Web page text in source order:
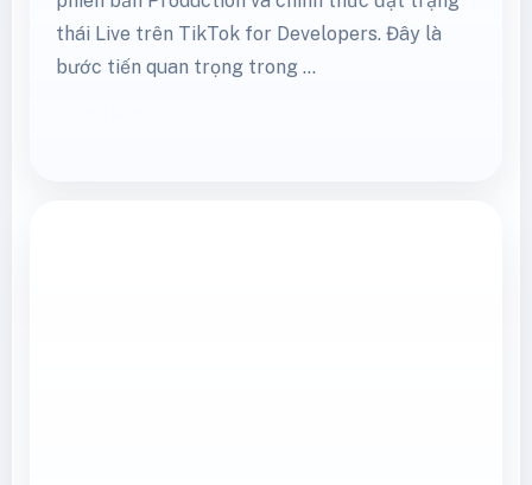
thái Live trên TikTok for Developers. Đây là
bước tiến quan trọng trong …